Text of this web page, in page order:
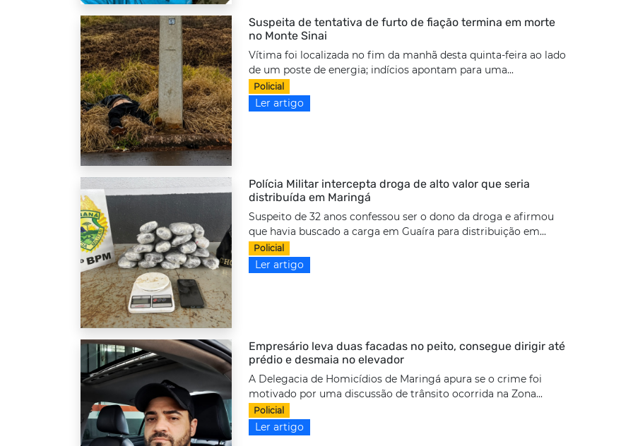
Suspeita de tentativa de furto de fiação termina em morte
no Monte Sinai
Vítima foi localizada no fim da manhã desta quinta-feira ao lado
de um poste de energia; indícios apontam para uma...
Policial
Ler artigo
Polícia Militar intercepta droga de alto valor que seria
distribuída em Maringá
Suspeito de 32 anos confessou ser o dono da droga e afirmou
que havia buscado a carga em Guaíra para distribuição em...
Policial
Ler artigo
Empresário leva duas facadas no peito, consegue dirigir até
prédio e desmaia no elevador
A Delegacia de Homicídios de Maringá apura se o crime foi
motivado por uma discussão de trânsito ocorrida na Zona...
Policial
Ler artigo